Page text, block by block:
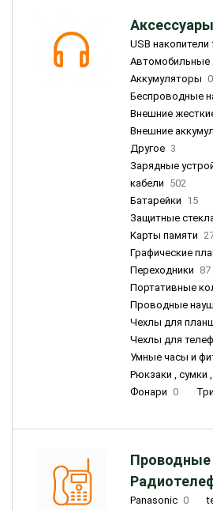
USB накопители
Автомобильные
Аккумуляторы 0
Беспроводные
Внешние
Внешние
Другое 3
Зарядные
кабели 502
Батарейки 15
Защитные
Карты памяти
Графические
Переходники 87
Портативные
Проводные
Чехлы для
Чехлы для
Умные часы и
Рюкзаки , сумки
Фонари 0
Panasonic 0